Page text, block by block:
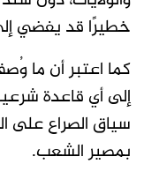
خطيرًا قد يفضي
كما اعتبر أن ما
إلى أي قاعدة
سياق الصراع على
بمصير الشعب.